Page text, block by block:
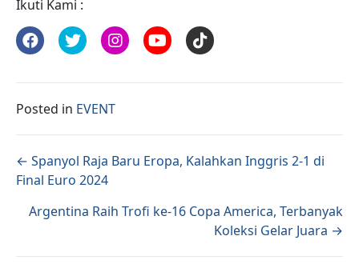
Ikuti Kami :
Posted in EVENT
Posts navigation
← Spanyol Raja Baru Eropa, Kalahkan Inggris 2-1 di
Final Euro 2024
Argentina Raih Trofi ke-16 Copa America, Terbanyak
Koleksi Gelar Juara →